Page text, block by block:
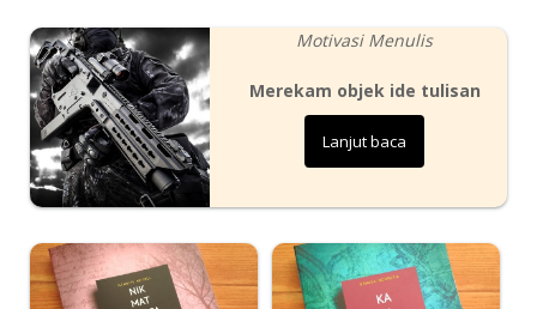
Motivasi Menulis
Merekam objek ide tulisan
Lanjut baca